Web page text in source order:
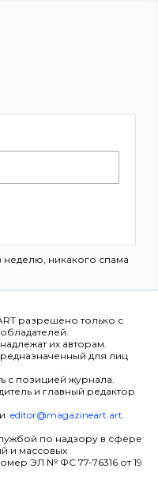
неделю, никакого спама
разрешено только с
их авторам.
для лиц
с позицией журнала.
и главный редактор
editor@magazineart.art.
по надзору в сфере
и массовых
ЭЛ № ФС 77-76316 от 19